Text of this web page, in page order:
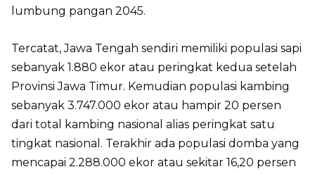
lumbung pangan 2045.
Tercatat, Jawa Tengah sendiri memiliki populasi sapi
sebanyak 1.880 ekor atau peringkat kedua setelah
Provinsi Jawa Timur. Kemudian populasi kambing
sebanyak 3.747.000 ekor atau hampir 20 persen
dari total kambing nasional alias peringkat satu
tingkat nasional. Terakhir ada populasi domba yang
mencapai 2.288.000 ekor atau sekitar 16,20 persen